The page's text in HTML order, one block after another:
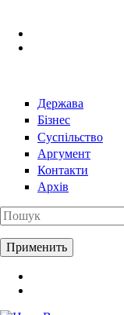
Держава
Бізнес
Суспільство
Аргумент
Контакти
Архів